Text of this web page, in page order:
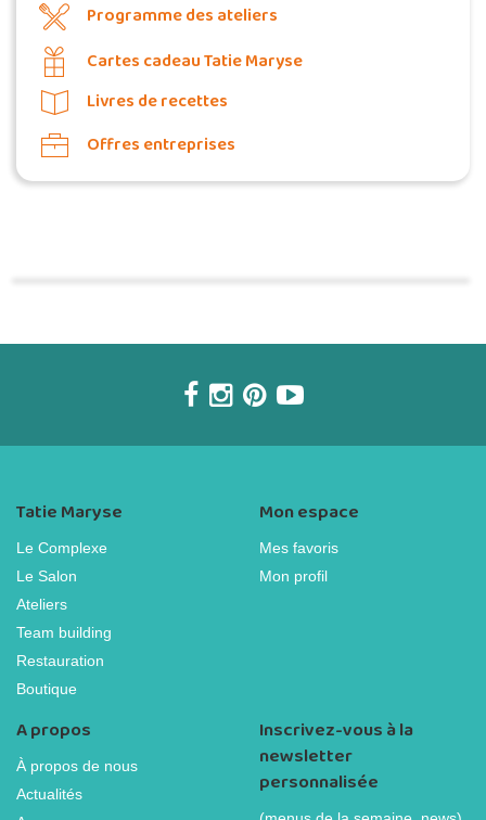
Programme des ateliers
Cartes cadeau Tatie Maryse
Livres de recettes
Offres entreprises
Tatie Maryse
Le Complexe
Le Salon
Ateliers
Team building
Restauration
Boutique
Mon espace
Mes favoris
Mon profil
A propos
À propos de nous
Actualités
Inscrivez-vous à la
newsletter
personnalisée